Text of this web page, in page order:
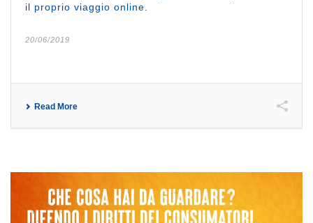
il proprio viaggio online.
20/06/2019
Read More